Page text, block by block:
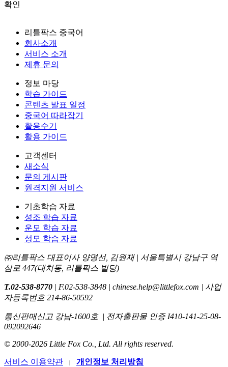
확인
리틀팍스 중국어
회사소개
서비스 소개
제휴 문의
정보 마당
학습 가이드
콘텐츠 발표 일정
중국어 따라잡기
활용수기
활용 가이드
고객센터
새소식
문의 게시판
원격지원 서비스
기초학습 자료
성조 학습 자료
운모 학습 자료
성모 학습 자료
㈜리틀팍스 대표이사 양명선, 김원재 | 서울특별시 강남구 역
삼로 447(대치동, 리틀팍스 빌딩)
T.02-538-8770 | F.02-538-3848 | chinese.help@littlefox.com | 사업
자등록번호 214-86-50592
통신판매신고 강남-1600호 | 전자출판물 인증 I410-141-25-08-
092092646
© 2000-2026 Little Fox Co., Ltd. All rights reserved.
서비스 이용약관 개인정보 처리방침